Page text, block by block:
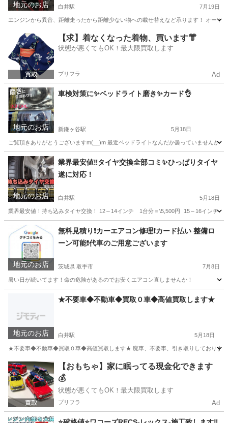
地元のお店 白井駅 7月19日
エンジンから異音、距離走ったから距離少ない物への載せ替えなど承ります！ オー
千葉 白井市 白井駅 車検
【求】着なくなった着物、買います👘
状態が悪くてもOK！最大限買取します
プリフラ Ad
地元のお店
車検対策に✨ベッドライト磨き✨カード👌
新鎌ヶ谷駅 5月18日
ご覧頂きありがとうございますm(__)m 最近ベッドライトなんだか曇っていませんか
千葉 白井市 新鎌ヶ谷駅 車検 磨き
地元のお店
業界最安値‼️タイヤ交換全部コミ✨ひっぱりタイヤ
遂に対応！
白井駅 5月18日
業界最安値！持ち込みタイヤ交換！ 12～14インチ 1台分＝\5,500円 15～16インチ
千葉 白井市 白井駅 車検
地元のお店
無料見積り❗️カーエアコン修理❗️カード払い 整備ロ
ーン可能❗️代車のご用意ございます
茨城県 取手市 7月8日
暑い日が続いてます！命の危険があるのでお安くエアコン直しませんか！
車検 無料
地元のお店
★不要車◆不動車◆買取０車◆高値買取します★
白井駅 5月18日
★不要車◆不動車◆買取０車◆高値買取します★ 廃車、不要車、引き取りしております
千葉 鎌ケ谷市 白井駅 不用品買取 買取
【おもちゃ】家に眠ってる現金化できます
💰
状態が悪くてもOK！最大限買取します
プリフラ Ad